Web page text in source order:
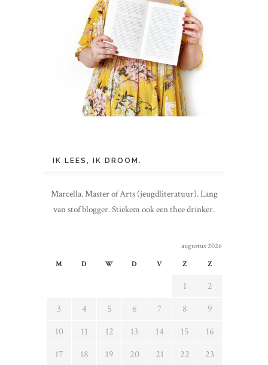
IK LEES, IK DROOM.
Marcella. Master of Arts (jeugdliteratuur). Lang
van stof blogger. Stiekem ook een thee drinker.
augustus 2026
M
D W D V Z Z
1
2
3
4 5 6 7 8
9
10
11 12 13 14 15
16
17
18 19 20 21 22 23